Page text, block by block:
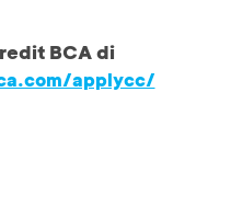
BCA di
applycc/